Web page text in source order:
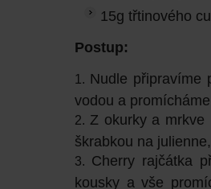
15g třtinového
Postup:
Nudle připravíme
vodou a
Z okurky a mrkve
škrabkou na
Cherry rajčátka
kousky a vše